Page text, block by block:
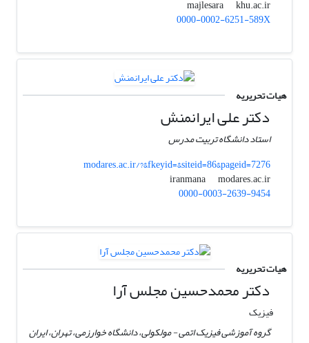
majlesara
khu.ac.ir
0000-0002-6251-589X
هیات تحریریه
دکتر علی ایرانمنش
استاد دانشگاه تربیت مدرس
modares.ac.ir/?&fkeyid=&siteid=86&pageid=7276
iranmana
modares.ac.ir
0000-0003-2639-9454
هیات تحریریه
دکتر محمدحسین مجلس آرا
فیزیک
گروه آموزشی فیزیک اتمی - مولکولی، دانشگاه خوارزمی، تهران، ایران